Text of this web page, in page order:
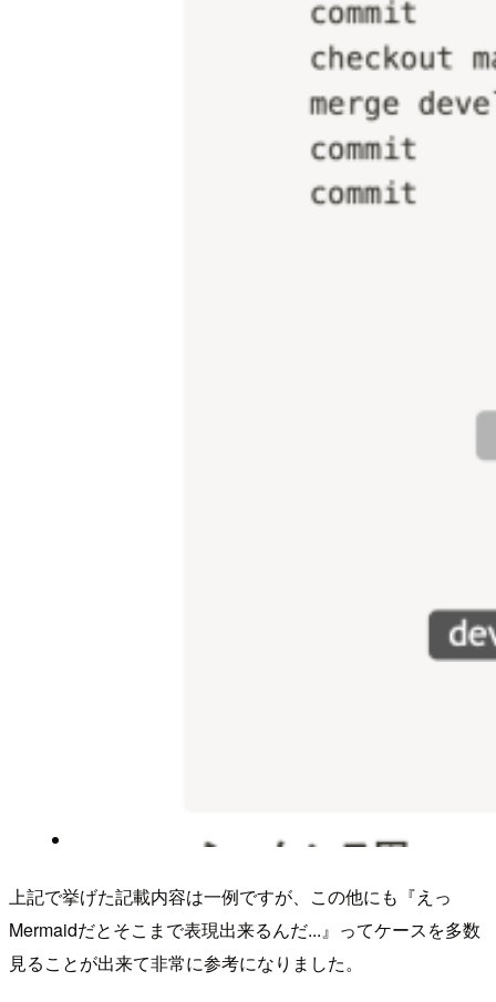
上記で挙げた記載内容は一例ですが、この他にも『えっ
Mermaidだとそこまで表現出来るんだ...』ってケースを多数
見ることが出来て非常に参考になりました。